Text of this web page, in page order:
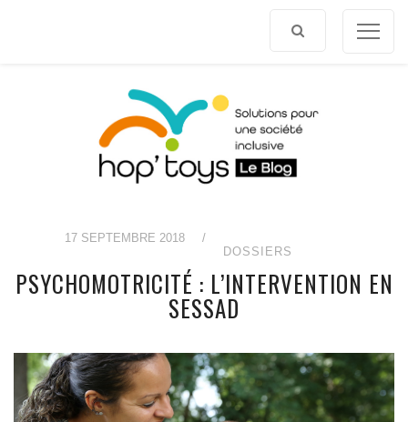
17 SEPTEMBRE 2018
/
DOSSIERS
PSYCHOMOTRICITÉ : L’INTERVENTION EN
SESSAD